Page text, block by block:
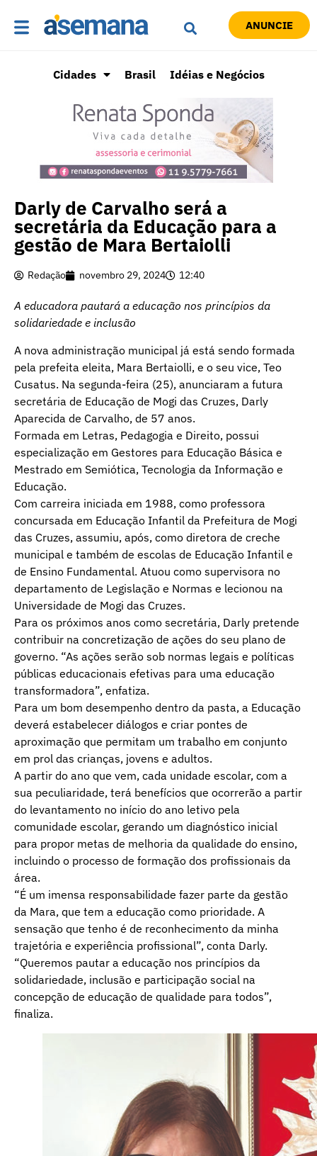
ANUNCIE
Cidades Brasil Idéias e Negócios
Darly de Carvalho será a
secretária da Educação para a
gestão de Mara Bertaiolli
Redação novembro 29, 2024 12:40
A educadora pautará a educação nos princípios da
solidariedade e inclusão
A nova administração municipal já está sendo formada
pela prefeita eleita, Mara Bertaiolli, e o seu vice, Teo
Cusatus. Na segunda-feira (25), anunciaram a futura
secretária de Educação de Mogi das Cruzes, Darly
Aparecida de Carvalho, de 57 anos.
Formada em Letras, Pedagogia e Direito, possui
especialização em Gestores para Educação Básica e
Mestrado em Semiótica, Tecnologia da Informação e
Educação.
Com carreira iniciada em 1988, como professora
concursada em Educação Infantil da Prefeitura de Mogi
das Cruzes, assumiu, após, como diretora de creche
municipal e também de escolas de Educação Infantil e
de Ensino Fundamental. Atuou como supervisora no
departamento de Legislação e Normas e lecionou na
Universidade de Mogi das Cruzes.
Para os próximos anos como secretária, Darly pretende
contribuir na concretização de ações do seu plano de
governo. “As ações serão sob normas legais e políticas
públicas educacionais efetivas para uma educação
transformadora”, enfatiza.
Para um bom desempenho dentro da pasta, a Educação
deverá estabelecer diálogos e criar pontes de
aproximação que permitam um trabalho em conjunto
em prol das crianças, jovens e adultos.
A partir do ano que vem, cada unidade escolar, com a
sua peculiaridade, terá benefícios que ocorrerão a partir
do levantamento no início do ano letivo pela
comunidade escolar, gerando um diagnóstico inicial
para propor metas de melhoria da qualidade do ensino,
incluindo o processo de formação dos profissionais da
área.
“É um imensa responsabilidade fazer parte da gestão
da Mara, que tem a educação como prioridade. A
sensação que tenho é de reconhecimento da minha
trajetória e experiência profissional”, conta Darly.
“Queremos pautar a educação nos princípios da
solidariedade, inclusão e participação social na
concepção de educação de qualidade para todos”,
finaliza.